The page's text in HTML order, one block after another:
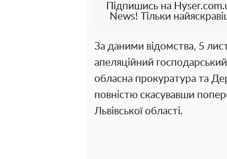
Підпишись на
News! Тільки
За даними відомства, 5
апеляційний
обласна прокуратура та
повністю скасувавши
Львівської області.